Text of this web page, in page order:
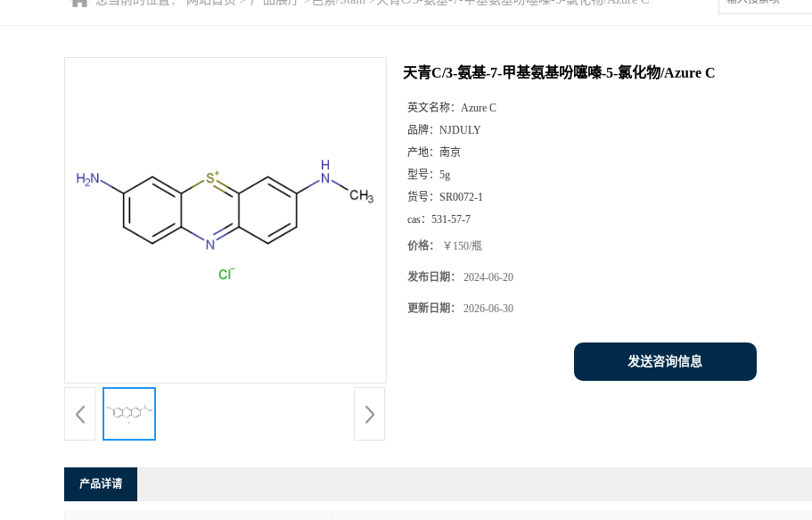
天青C/3-氨基-7-甲基氨基吩噻嗪-5-氯化物/Azure C
英文名称： Azure C
品牌： NJDULY
产地： 南京
型号： 5g
货号： SR0072-1
cas： 531-57-7
价格： ￥150/瓶
发布日期： 2024-06-20
更新日期： 2026-06-30
发送咨询信息
产品详请